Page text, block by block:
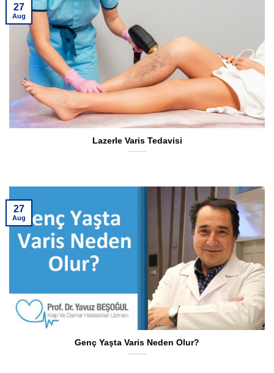
Lazerle Varis Tedavisi
27
Aug
Genç Yaşta Varis Neden Olur?
27
Aug